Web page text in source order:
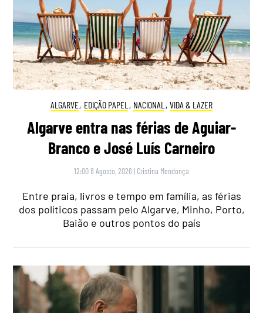
ALGARVE, EDIÇÃO PAPEL , NACIONAL , VIDA & LAZER
Algarve entra nas férias de Aguiar-
Branco e José Luís Carneiro
12:00 8 Agosto, 2026 | Cristina Mendonça
Entre praia, livros e tempo em família, as férias
dos políticos passam pelo Algarve, Minho, Porto,
Baião e outros pontos do país